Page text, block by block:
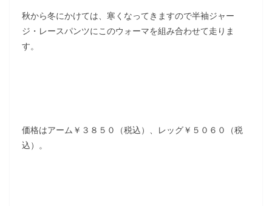
秋から冬にかけては、寒くなってきますので半袖ジャー
ジ・レースパンツにこのウォーマを組み合わせて走りま
す。
価格はアーム￥３８５０（税込）、レッグ￥５０６０（税
込）。